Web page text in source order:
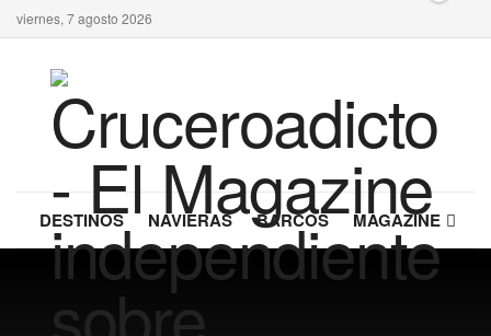
viernes, 7 agosto 2026
DESTINOS NAVIERAS BARCOS MAGAZINE